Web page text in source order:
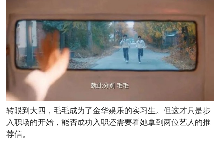
转眼到大四，毛毛成为了金华娱乐的实习生。但这才只是步
入职场的开始，能否成功入职还需要看她拿到两位艺人的推
荐信。